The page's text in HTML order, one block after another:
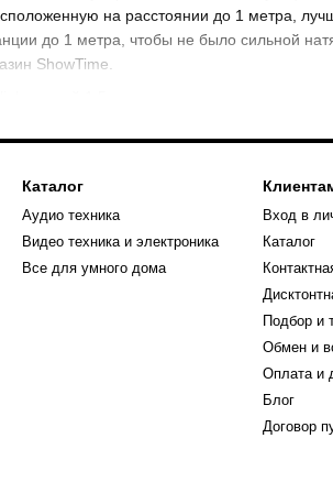
на расстоянии до 1 метра,
до 1 метра, чтобы не было сильной
ShowTime.
кабеля
потому, что в нем сигнал проходит
из стекловолокна немного выше,
кабеля Toslink:
сигнала к искажениям, которые
на качество сигнала – качественный
воздействия на соседние устройства;
коннекторов – чаще всего
Каталог
Аудио техника
Видео техника и электроника
Все для умного дома
Вход в
Каталог
Подбор и
Обмен и
Оплата и
Блог
Договор